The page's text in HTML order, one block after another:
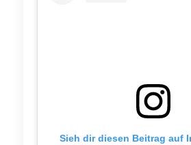
Sieh dir diesen Beitrag auf